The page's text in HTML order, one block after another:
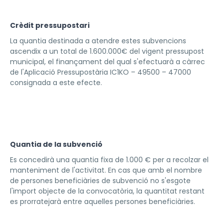
Crèdit pressupostari
La quantia destinada a atendre estes subvencions
ascendix a un total de 1.600.000€ del vigent pressupost
municipal, el finançament del qual s'efectuarà a càrrec
de l'Aplicació Pressupostària IC1KO – 49500 – 47000
consignada a este efecte.
Quantia de la subvenció
Es concedirà una quantia fixa de 1.000 € per a recolzar el
manteniment de l'activitat. En cas que amb el nombre
de persones beneficiàries de subvenció no s'esgote
l'import objecte de la convocatòria, la quantitat restant
es prorratejarà entre aquelles persones beneficiàries.